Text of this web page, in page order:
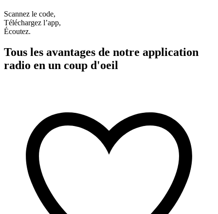
Scannez le code,
Téléchargez l’app,
Écoutez.
Tous les avantages de notre application
radio en un coup d'oeil